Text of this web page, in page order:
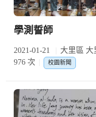
學測誓師
2021-01-21 大里區 大
976 次
校園新聞